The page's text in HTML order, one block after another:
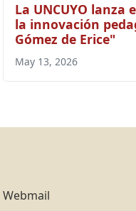
La UNCUYO
la innovación
Gómez de Erice"
May 13, 2026
Webmail